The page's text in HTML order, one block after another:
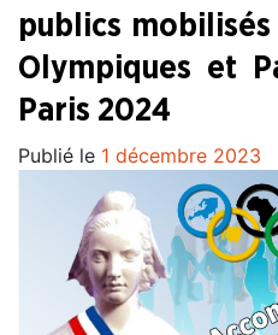
publics
Olympiques et
Paris 2024
Publié le 1 décembre 2023